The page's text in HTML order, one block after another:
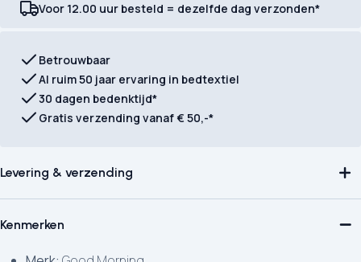
Voor 12.00 uur besteld = dezelfde dag verzonden*
Betrouwbaar
Al ruim 50 jaar ervaring in bedtextiel
30 dagen bedenktijd*
Gratis verzending vanaf € 50,-*
Levering & verzending
Kenmerken